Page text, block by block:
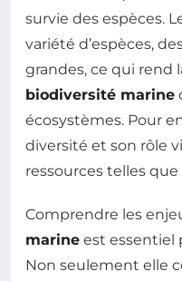
survie des espèces.
variété d’espèces,
grandes, ce qui rend
biodiversité marine
écosystèmes. Pour
diversité et son rôle
ressources telles que
Comprendre les
marine est essentiel
Non seulement elle